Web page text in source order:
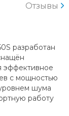
Отзывы
разработан
эффективное
с мощностью
шума
работу